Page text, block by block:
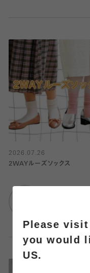
2026.07.26
2WAYルーズソックス
Please
you would
US.